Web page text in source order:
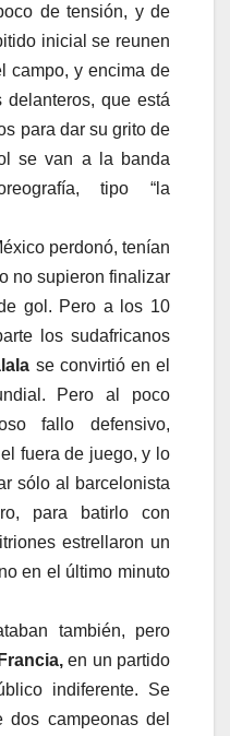
de tensión, y de
inicial se reunen
campo, y encima de
que está
para dar su grito de
se van a la banda
tipo “la
perdonó, tenían
no supieron finalizar
gol. Pero a los 10
los sudafricanos
se convirtió en el
Pero al poco
fallo defensivo,
fuera de juego, y lo
sólo al barcelonista
para batirlo con
estrellaron un
en el último minuto
también, pero
en un partido
indiferente. Se
dos campeonas del